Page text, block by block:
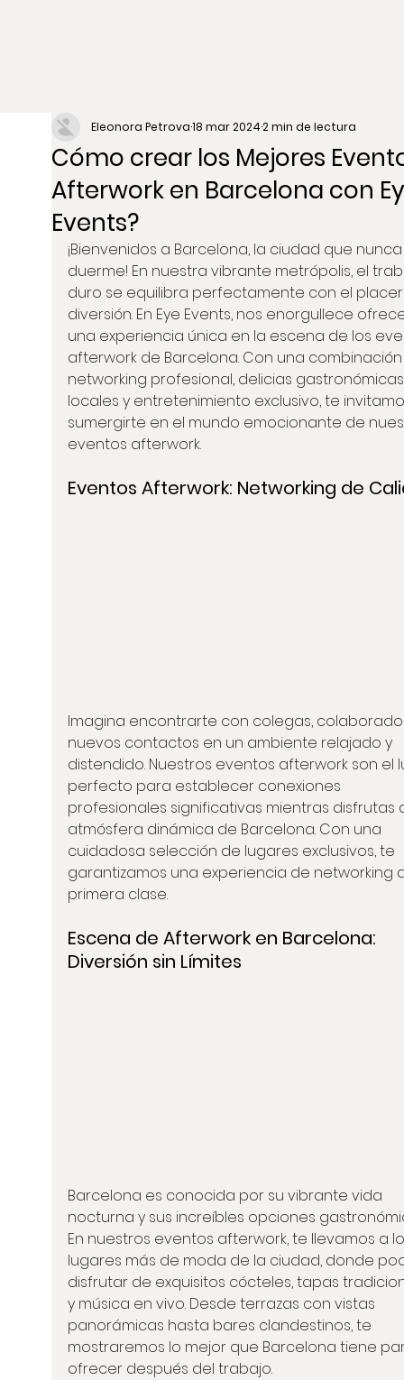
Cómo crear los Mejores
Afterwork en Barcelona con
Events?
Eleonora Petrova18 mar 20242 min de lectura
¡Bienvenidos a Barcelona, la ciudad que
duerme! En nuestra vibrante metrópolis, el
duro se equilibra perfectamente con el
diversión. En Eye Events, nos enorgullece
una experiencia única en la escena de los
afterwork de Barcelona. Con una
networking profesional, delicias
locales y entretenimiento exclusivo, te
sumergirte en el mundo emocionante de
eventos afterwork.
Eventos Afterwork: Networking de
Imagina encontrarte con colegas,
nuevos contactos en un ambiente relajado y
distendido. Nuestros eventos afterwork son el
perfecto para establecer conexiones
profesionales significativas mientras disfrutas
atmósfera dinámica de Barcelona. Con una
cuidadosa selección de lugares exclusivos, te
garantizamos una experiencia de networking
primera clase.
Escena de Afterwork en Barcelona:
Diversión sin Límites
Barcelona es conocida por su vibrante vida
nocturna y sus increíbles opciones
En nuestros eventos afterwork, te llevamos a
lugares más de moda de la ciudad, donde
disfrutar de exquisitos cócteles, tapas
y música en vivo. Desde terrazas con vistas
panorámicas hasta bares clandestinos, te
mostraremos lo mejor que Barcelona tiene
ofrecer después del trabajo.